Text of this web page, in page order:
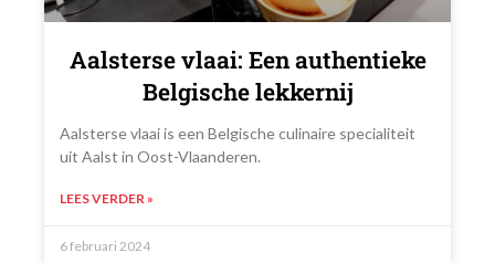
Aalsterse vlaai: Een authentieke
Belgische lekkernij
Aalsterse vlaai is een Belgische culinaire specialiteit
uit Aalst in Oost-Vlaanderen.
LEES VERDER »
6 februari 2024